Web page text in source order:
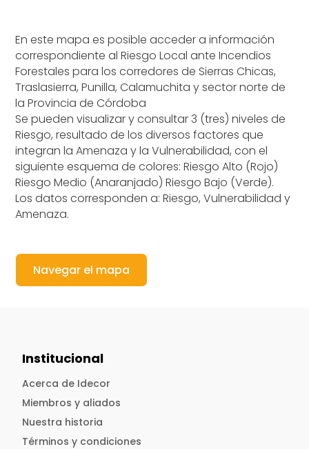
En este mapa es posible acceder a información
correspondiente al Riesgo Local ante Incendios
Forestales para los corredores de Sierras Chicas,
Traslasierra, Punilla, Calamuchita y sector norte de
la Provincia de Córdoba
Se pueden visualizar y consultar 3 (tres) niveles de
Riesgo, resultado de los diversos factores que
integran la Amenaza y la Vulnerabilidad, con el
siguiente esquema de colores: Riesgo Alto (Rojo)
Riesgo Medio (Anaranjado) Riesgo Bajo (Verde).
Los datos corresponden a: Riesgo, Vulnerabilidad y
Amenaza.
Navegar el mapa
Institucional
Acerca de Idecor
Miembros y aliados
Nuestra historia
Términos y condiciones